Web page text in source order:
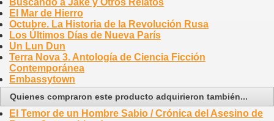
El Mar de Hierro
Octubre. La Historia de la Revolución Rusa
Los Últimos Días de Nueva París
Un Lun Dun
Terra Nova 3. Antología de Ciencia Ficción
Contemporánea
Embassytown
Quienes compraron este producto adquirieron también...
El Temor de un Hombre Sabio / Crónica del Asesino de